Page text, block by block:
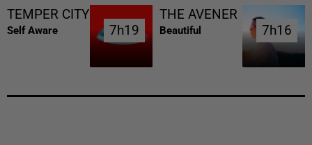
TEMPER CITY
Self Aware 7h19
7h19
THE AVENER
Beautiful 7h16
7h16